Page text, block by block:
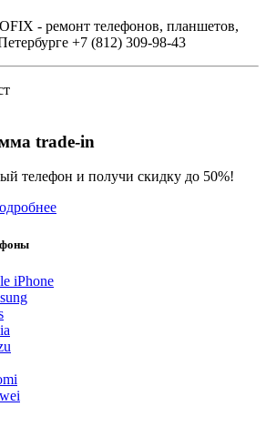
- ремонт телефонов, планшетов,
+7 (812) 309-98-43
trade-in
телефон и получи скидку до 50%!
iPhone